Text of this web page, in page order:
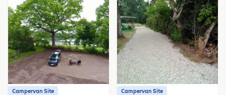
Campervan Site Campervan Site